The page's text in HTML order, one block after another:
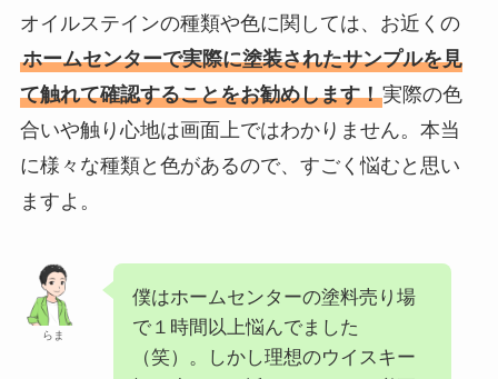
オイルステインの種類や色に関しては、お近くの
ホームセンターで実際に塗装されたサンプルを見
て触れて確認することをお勧めします！実際の色
合いや触り心地は画面上ではわかりません。本当
に様々な種類と色があるので、すごく悩むと思い
ますよ。
らま
僕はホームセンターの塗料売り場
で１時間以上悩んでました
（笑）。しかし理想のウイスキー